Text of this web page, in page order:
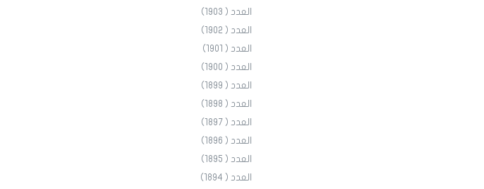
العدد ( 1903)
العدد ( 1902)
العدد ( 1901)
العدد ( 1900)
العدد ( 1899)
العدد ( 1898)
العدد ( 1897)
العدد ( 1896)
العدد ( 1895)
العدد ( 1894)